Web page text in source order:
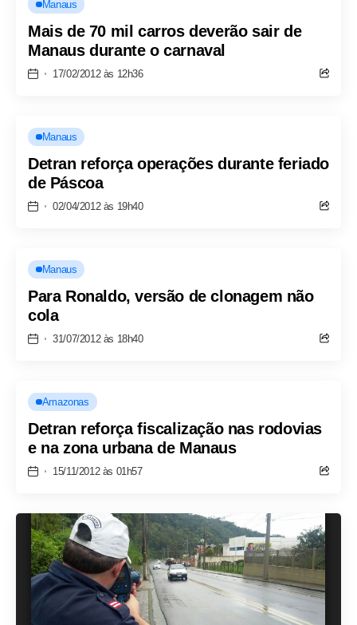
Manaus
Mais de 70 mil carros deverão sair de
Manaus durante o carnaval
17/02/2012 às 12h36
Manaus
Detran reforça operações durante feriado
de Páscoa
02/04/2012 às 19h40
Manaus
Para Ronaldo, versão de clonagem não
cola
31/07/2012 às 18h40
Amazonas
Detran reforça fiscalização nas rodovias
e na zona urbana de Manaus
15/11/2012 às 01h57